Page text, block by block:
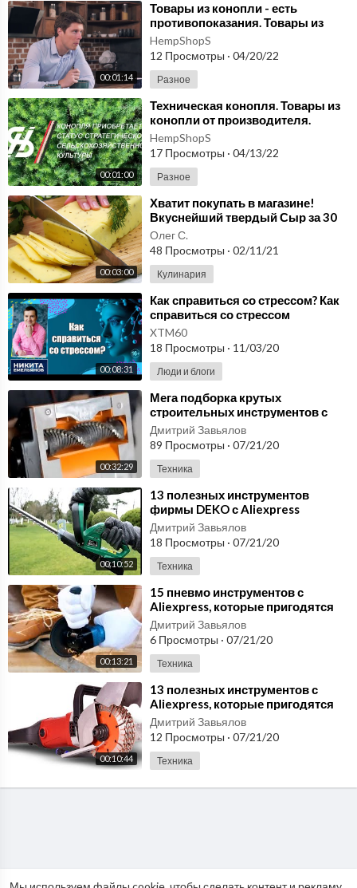
00:01:14
⁣Товары из конопли - есть
противопоказания. Товары из
конопли от производителя в
интернет магазине.
HempShopS
12 Просмотры · 04/20/22
Разное
00:01:00
⁣Техническая конопля. Товары из
конопли от производителя.
Конопля можно купить в магазине
конопли.
HempShopS
17 Просмотры · 04/13/22
Разное
00:03:00
⁣Хватит покупать в магазине!
Вкуснейший твердый Сыр за 30
минут! Натуральный
Олег С.
48 Просмотры · 02/11/21
Кулинария
00:08:31
⁣Как справиться со стрессом? Как
справиться со стрессом
самостоятельно? 5 возможных
инструментов
XTM60
18 Просмотры · 11/03/20
Люди и блоги
00:32:29
⁣Мега подборка крутых
строительных инструментов с
Aliexpress, лучшее с Алиэкспресс
2020
Дмитрий Завьялов
89 Просмотры · 07/21/20
Техника
00:10:52
⁣13 полезных инструментов
фирмы DEKO с Aliexpress
Дмитрий Завьялов
18 Просмотры · 07/21/20
Техника
00:13:21
⁣15 пневмо инструментов с
Aliexpress, которые пригодятся
любому мужику
Дмитрий Завьялов
6 Просмотры · 07/21/20
Техника
00:10:44
⁣13 полезных инструментов с
Aliexpress, которые пригодятся
любому мужику
Дмитрий Завьялов
12 Просмотры · 07/21/20
Техника